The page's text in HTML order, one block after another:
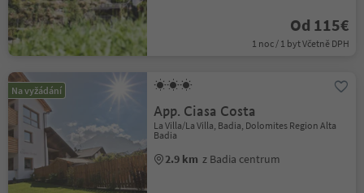
Od 115€
1 noc / 1 byt Včetně DPH
Na vyžádání
App. Ciasa Costa
La Villa/La Villa, Badia, Dolomites Region Alta
Badia
2.9 km z Badia centrum